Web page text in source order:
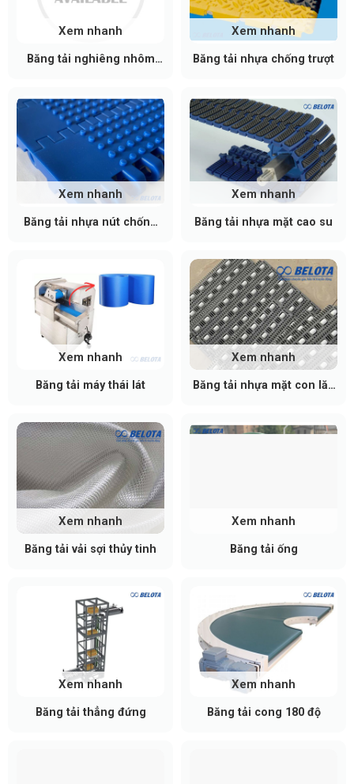
Băng tải nghiêng nhôm
Xem nhanh
Băng tải nhựa chống trượt
Xem nhanh
Băng tải nhựa nút chống
Xem nhanh
Băng tải nhựa mặt cao su
Xem nhanh
Băng tải máy thái lát
Xem nhanh
Băng tải nhựa mặt con lăn
Xem nhanh
Băng tải vải sợi thủy tinh
Xem nhanh
Băng tải ống
Xem nhanh
Băng tải thẳng đứng
Xem nhanh
Băng tải cong 180 độ
Xem nhanh